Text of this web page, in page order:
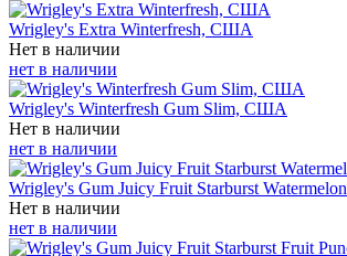
Wrigley's Extra Winterfresh, США
Нет в наличии
нет в наличии
Wrigley's Winterfresh Gum Slim, США
Нет в наличии
нет в наличии
Wrigley's Gum Juicy Fruit Starburst Watermelon
Нет в наличии
нет в наличии